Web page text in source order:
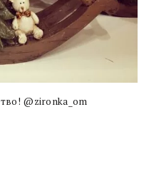
@zironka_om